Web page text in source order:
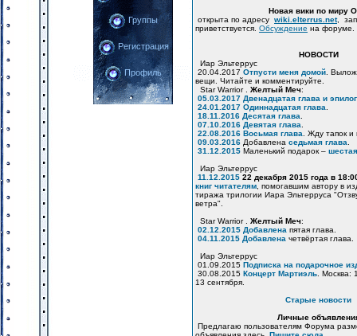
Группы
Регистрация
Профиль
Новая вики по миру
открыта по адресу wiki.elterrus.net,
приветствуется. Обсуждение на форуме.
НОВОСТИ
Иар Эльтеррус
20.04.2017 Отпусти меня домой .
вещи. Читайте и комментируйте.
Star Warrior . Желтый Меч:
05.03.2017 Двенадцатая глава и эпилог
24.01.2017 Одиннадцатая глава
18.11.2016 Десятая глава
07.10.2016 Девятая глава
22.08.2016 Восьмая глава . Жду тапок
09.03.2016 Добавлена седьмая глава
31.12.2015 Маленький подарок –
Иар Эльтеррус
11.12.2015 22 декабря 2015 года в
книг читателям , помогавшим автору в
тиража трилогии Иара Эльтерруса
ветра".
Star Warrior . Желтый Меч:
02.12.2015 Добавлена пятая глава.
04.11.2015 Добавлена четвёртая глава.
Иар Эльтеррус
01.09.2015 Подписка на подарочное
30.08.2015 Концерт Мартиэль . Москва:
13 сентября.
Старые новости
Личные
Предлагаю пользователям Форума